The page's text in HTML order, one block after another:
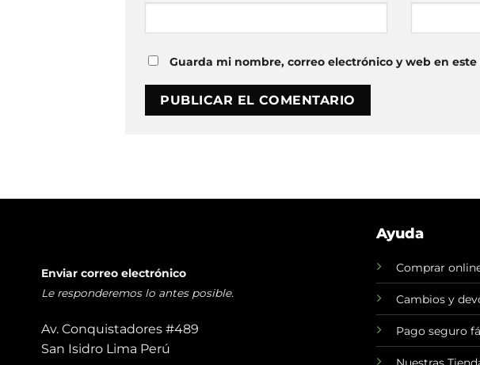
Guarda mi nombre, correo electrónico y web en
Enviar correo electrónico
Le responderemos lo antes posible.
Av. Conquistadores #489
San Isidro Lima Perú
Ayuda
Comprar
Cambios y
Pago seguro